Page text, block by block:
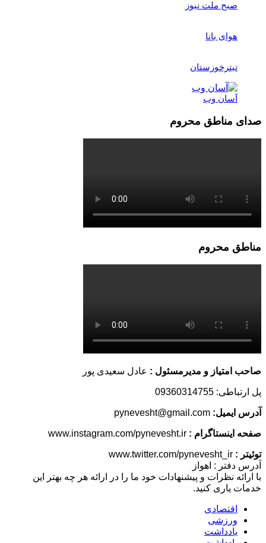
صبح ملت نیوز
هوای بانا
تیترخوزستان
آسان وب
صدای مناطق محروم
مناطق محروم
صاحب امتیاز و مدیرمسئول : عادل سعیدی پور
پل ارتباطی: 09360314755
آدرس ایمیل:
صفحه اینستاگرام :
توئیتر :
آدرس دفتر : اهواز
با ارائه نظرات و پیشنهادات خود ما را در ارائه هر چه بهتر این
خدمات یاری کنید.
اقتصادی
ورزشی
یادداشت